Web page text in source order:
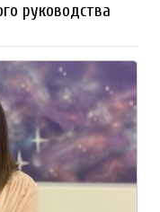
руководства